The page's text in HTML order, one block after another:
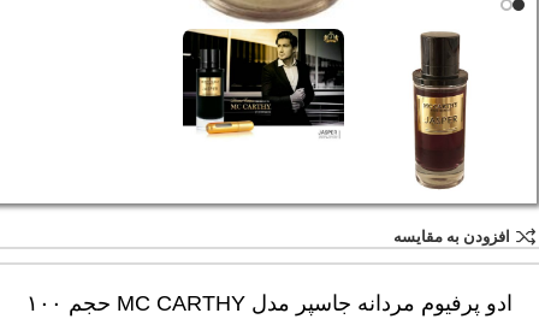
افزودن به مقایسه
ادو پرفیوم مردانه جاسپر مدل MC CARTHY حجم ۱۰۰